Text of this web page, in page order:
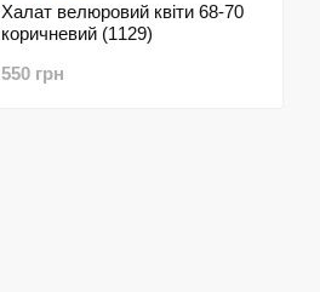
Халат велюровий квіти 68-70
коричневий (1129)
550 грн